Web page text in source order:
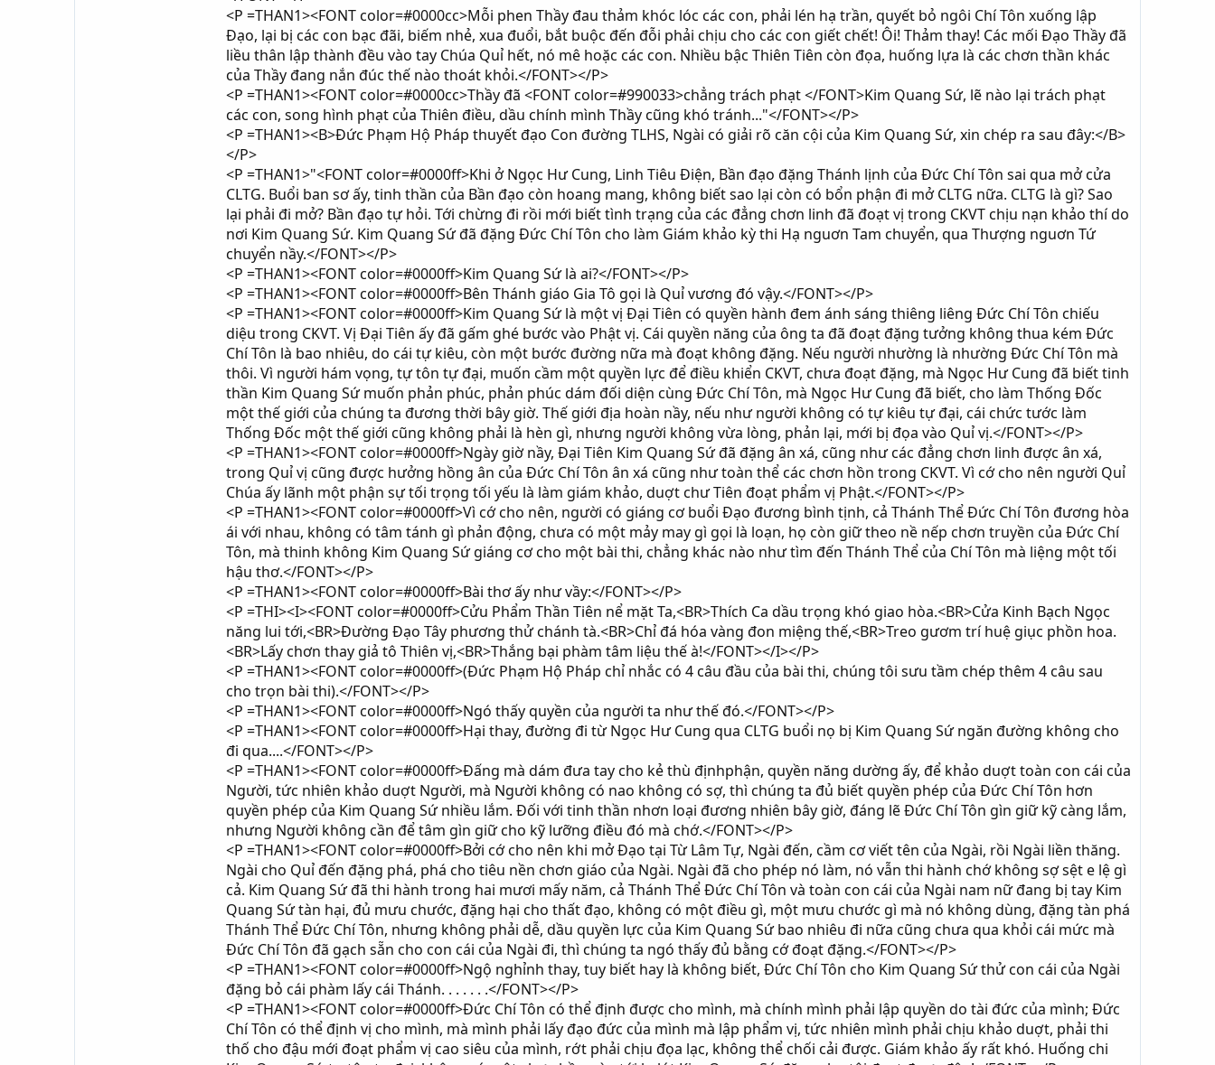
<P =THAN1><FONT color=#0000cc>Mỗi phen Thầy đau thảm khóc lóc các con, phải lén hạ trần, quyết bỏ ngôi Chí Tôn xuống lập
Đạo, lại bị các con bạc đãi, biếm nhẻ, xua đuổi, bắt buộc đến đỗi phải chịu cho các con giết chết! Ôi! Thảm thay! Các mối Đạo Thầy đã
liều thân lập thành đều vào tay Chúa Quỉ hết, nó mê hoặc các con. Nhiều bậc Thiên Tiên còn đọa, huống lựa là các chơn thần khác
của Thầy đang nắn đúc thế nào thoát khỏi.</FONT></P>
<P =THAN1><FONT color=#0000cc>Thầy đã <FONT color=#990033>chẳng trách phạt </FONT>Kim Quang Sứ, lẽ nào lại trách phạt
các con, song hình phạt của Thiên điều, dầu chính mình Thầy cũng khó tránh..."</FONT></P>
<P =THAN1><B>Đức Phạm Hộ Pháp thuyết đạo Con đường TLHS, Ngài có giải rõ căn cội của Kim Quang Sứ, xin chép ra sau đây:</B>
</P>
<P =THAN1>"<FONT color=#0000ff>Khi ở Ngọc Hư Cung, Linh Tiêu Điện, Bần đạo đặng Thánh lịnh của Đức Chí Tôn sai qua mở cửa
CLTG. Buổi ban sơ ấy, tinh thần của Bần đạo còn hoang mang, không biết sao lại còn có bổn phận đi mở CLTG nữa. CLTG là gì? Sao
lại phải đi mở? Bần đạo tự hỏi. Tới chừng đi rồi mới biết tình trạng của các đẳng chơn linh đã đoạt vị trong CKVT chịu nạn khảo thí do
nơi Kim Quang Sứ. Kim Quang Sứ đã đặng Đức Chí Tôn cho làm Giám khảo kỳ thi Hạ nguơn Tam chuyển, qua Thượng nguơn Tứ
chuyển nầy.</FONT></P>
<P =THAN1><FONT color=#0000ff>Kim Quang Sứ là ai?</FONT></P>
<P =THAN1><FONT color=#0000ff>Bên Thánh giáo Gia Tô gọi là Quỉ vương đó vậy.</FONT></P>
<P =THAN1><FONT color=#0000ff>Kim Quang Sứ là một vị Đại Tiên có quyền hành đem ánh sáng thiêng liêng Đức Chí Tôn chiếu
diệu trong CKVT. Vị Đại Tiên ấy đã gấm ghé bước vào Phật vị. Cái quyền năng của ông ta đã đoạt đặng tưởng không thua kém Đức
Chí Tôn là bao nhiêu, do cái tự kiêu, còn một bước đường nữa mà đoạt không đặng. Nếu người nhường là nhường Đức Chí Tôn mà
thôi. Vì người hám vọng, tự tôn tự đại, muốn cầm một quyền lực để điều khiển CKVT, chưa đoạt đặng, mà Ngọc Hư Cung đã biết tinh
thần Kim Quang Sứ muốn phản phúc, phản phúc dám đối diện cùng Đức Chí Tôn, mà Ngọc Hư Cung đã biết, cho làm Thống Đốc
một thế giới của chúng ta đương thời bây giờ. Thế giới địa hoàn nầy, nếu như người không có tự kiêu tự đại, cái chức tước làm
Thống Đốc một thế giới cũng không phải là hèn gì, nhưng người không vừa lòng, phản lại, mới bị đọa vào Quỉ vị.</FONT></P>
<P =THAN1><FONT color=#0000ff>Ngày giờ nầy, Đại Tiên Kim Quang Sứ đã đặng ân xá, cũng như các đẳng chơn linh được ân xá,
trong Quỉ vị cũng được hưởng hồng ân của Đức Chí Tôn ân xá cũng như toàn thể các chơn hồn trong CKVT. Vì cớ cho nên người Quỉ
Chúa ấy lãnh một phận sự tối trọng tối yếu là làm giám khảo, duợt chư Tiên đoạt phẩm vị Phật.</FONT></P>
<P =THAN1><FONT color=#0000ff>Vì cớ cho nên, người có giáng cơ buổi Đạo đương bình tịnh, cả Thánh Thể Đức Chí Tôn đương hòa
ái với nhau, không có tâm tánh gì phản động, chưa có một mảy may gì gọi là loạn, họ còn giữ theo nề nếp chơn truyền của Đức Chí
Tôn, mà thinh không Kim Quang Sứ giáng cơ cho một bài thi, chẳng khác nào như tìm đến Thánh Thể của Chí Tôn mà liệng một tối
hậu thơ.</FONT></P>
<P =THAN1><FONT color=#0000ff>Bài thơ ấy như vầy:</FONT></P>
<P =THI><I><FONT color=#0000ff>Cửu Phẩm Thần Tiên nể mặt Ta,<BR>Thích Ca dầu trọng khó giao hòa.<BR>Cửa Kinh Bạch Ngọc
năng lui tới,<BR>Đường Đạo Tây phương thử chánh tà.<BR>Chỉ đá hóa vàng đon miệng thế,<BR>Treo gươm trí huệ giục phồn hoa.
<BR>Lấy chơn thay giả tô Thiên vị,<BR>Thắng bại phàm tâm liệu thế à!</FONT></I></P>
<P =THAN1><FONT color=#0000ff>(Đức Phạm Hộ Pháp chỉ nhắc có 4 câu đầu của bài thi, chúng tôi sưu tầm chép thêm 4 câu sau
cho trọn bài thi).</FONT></P>
<P =THAN1><FONT color=#0000ff>Ngó thấy quyền của người ta như thế đó.</FONT></P>
<P =THAN1><FONT color=#0000ff>Hại thay, đường đi từ Ngọc Hư Cung qua CLTG buổi nọ bị Kim Quang Sứ ngăn đường không cho
đi qua....</FONT></P>
<P =THAN1><FONT color=#0000ff>Đấng mà dám đưa tay cho kẻ thù địnhphận, quyền năng dường ấy, để khảo duợt toàn con cái của
Người, tức nhiên khảo duợt Người, mà Người không có nao không có sợ, thì chúng ta đủ biết quyền phép của Đức Chí Tôn hơn
quyền phép của Kim Quang Sứ nhiều lắm. Đối với tinh thần nhơn loại đương nhiên bây giờ, đáng lẽ Đức Chí Tôn gìn giữ kỹ càng lắm,
nhưng Người không cần để tâm gìn giữ cho kỹ lưỡng điều đó mà chớ.</FONT></P>
<P =THAN1><FONT color=#0000ff>Bởi cớ cho nên khi mở Đạo tại Từ Lâm Tự, Ngài đến, cầm cơ viết tên của Ngài, rồi Ngài liền thăng.
Ngài cho Quỉ đến đặng phá, phá cho tiêu nền chơn giáo của Ngài. Ngài đã cho phép nó làm, nó vẫn thi hành chớ không sợ sệt e lệ gì
cả. Kim Quang Sứ đã thi hành trong hai mươi mấy năm, cả Thánh Thể Đức Chí Tôn và toàn con cái của Ngài nam nữ đang bị tay Kim
Quang Sứ tàn hại, đủ mưu chước, đặng hại cho thất đạo, không có một điều gì, một mưu chước gì mà nó không dùng, đặng tàn phá
Thánh Thể Đức Chí Tôn, nhưng không phải dễ, dầu quyền lực của Kim Quang Sứ bao nhiêu đi nữa cũng chưa qua khỏi cái mức mà
Đức Chí Tôn đã gạch sẵn cho con cái của Ngài đi, thì chúng ta ngó thấy đủ bằng cớ đoạt đặng.</FONT></P>
<P =THAN1><FONT color=#0000ff>Ngộ nghỉnh thay, tuy biết hay là không biết, Đức Chí Tôn cho Kim Quang Sứ thử con cái của Ngài
đặng bỏ cái phàm lấy cái Thánh. . . . . . .</FONT></P>
<P =THAN1><FONT color=#0000ff>Đức Chí Tôn có thể định được cho mình, mà chính mình phải lập quyền do tài đức của mình; Đức
Chí Tôn có thể định vị cho mình, mà mình phải lấy đạo đức của mình mà lập phẩm vị, tức nhiên mình phải chịu khảo duợt, phải thi
thố cho đậu mới đoạt phẩm vị cao siêu của mình, rớt phải chịu đọa lạc, không thể chối cải được. Giám khảo ấy rất khó. Huống chi